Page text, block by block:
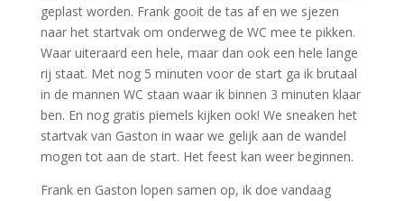
geplast worden. Frank gooit de tas af en we sjezen
naar het startvak om onderweg de WC mee te pikken.
Waar uiteraard een hele, maar dan ook een hele lange
rij staat. Met nog 5 minuten voor de start ga ik brutaal
in de mannen WC staan waar ik binnen 3 minuten klaar
ben. En nog gratis piemels kijken ook! We sneaken het
startvak van Gaston in waar we gelijk aan de wandel
mogen tot aan de start. Het feest kan weer beginnen.
Frank en Gaston lopen samen op, ik doe vandaag